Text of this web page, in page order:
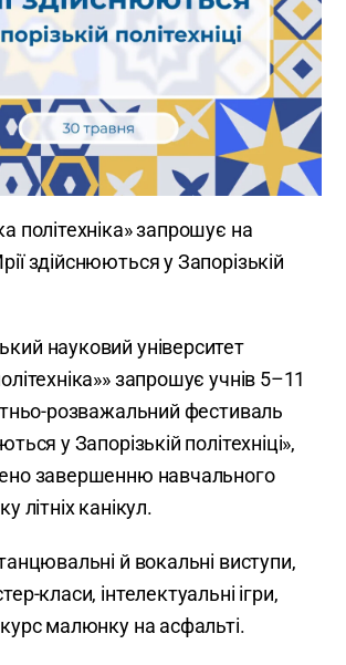
політехніка» запрошує на
здійснюються у Запорізькій
науковий університет
запрошує учнів 5–11
розважальний фестиваль
у Запорізькій політехніці»,
завершенню навчального
літніх канікул.
й вокальні виступи,
класи, інтелектуальні ігри,
малюнку на асфальті.